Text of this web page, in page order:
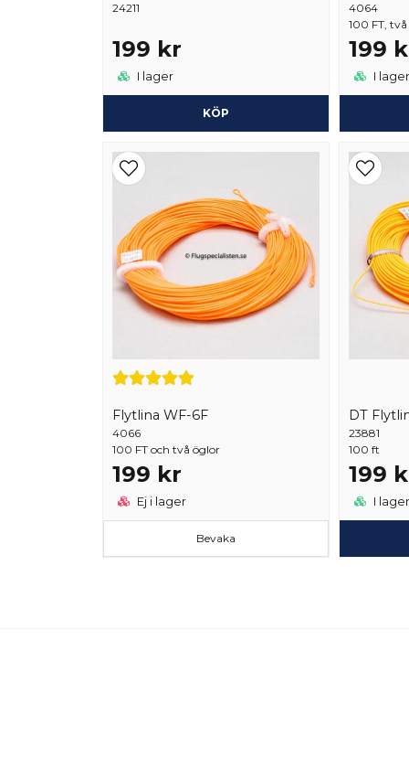
24211
199 kr
I lager
KÖP
4064
100 FT,
199
I lager
Flytlina WF-6F
4066
100 FT och två öglor
199 kr
Ej i lager
Bevaka
DT
23881
100 ft
199
I lager